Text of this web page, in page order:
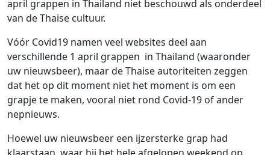
april grappen in Thailand niet beschouwd als onderdeel
van de Thaise cultuur.
Vóór Covid19 namen veel websites deel aan
verschillende 1 april grappen in Thailand (waaronder
uw nieuwsbeer), maar de Thaise autoriteiten zeggen
dat het op dit moment niet het moment is om een ​​
grapje te maken, vooral niet rond Covid-19 of ander
nepnieuws.
Hoewel uw nieuwsbeer een ijzersterke grap had